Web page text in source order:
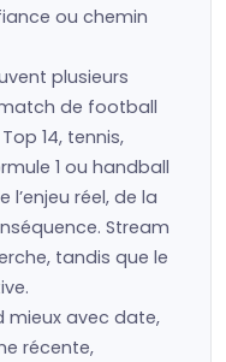
ou chemin
plusieurs
de football
14, tennis,
1 ou handball
réel, de la
Stream
tandis que le
mieux avec date,
récente,